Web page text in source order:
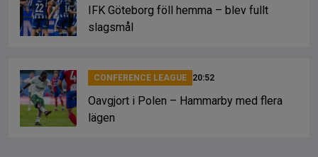
IFK Göteborg föll hemma – blev fullt
slagsmål
CONFERENCE LEAGUE 20:52
Oavgjort i Polen – Hammarby med flera
lägen